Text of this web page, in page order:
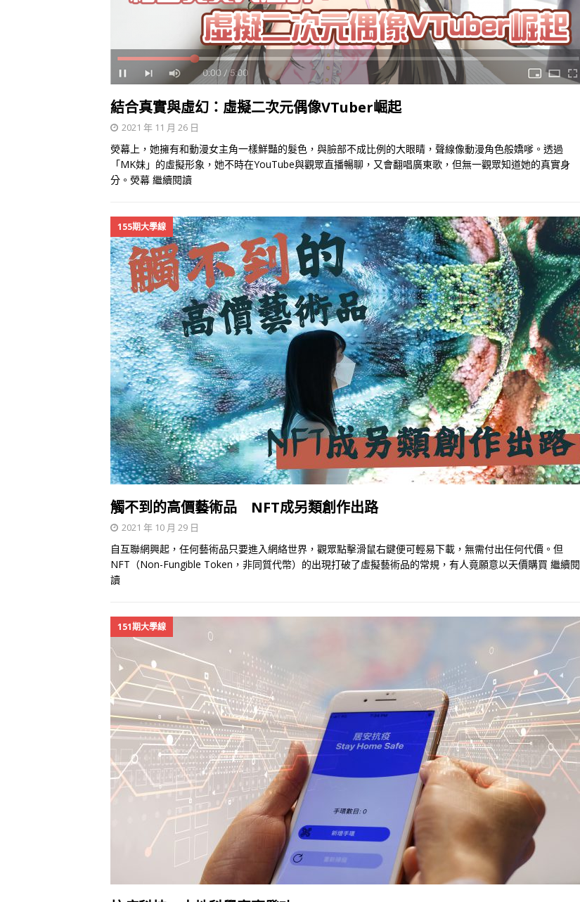
結合真實與虛幻：虛擬二次元偶像VTuber崛起
2021 年 11 月 26 日
熒幕上，她擁有和動漫女主角一樣鮮豔的髮色，與臉部不成比例的大眼睛，聲線像動漫角色般嬌嗲。透過
「MK妹」的虛擬形象，她不時在YouTube與觀眾直播暢聊，又會翻唱廣東歌，但無一觀眾知道她的真實身
分。熒幕 繼續閱讀
155期大學線
觸不到的高價藝術品 NFT成另類創作出路
2021 年 10 月 29 日
自互聯網興起，任何藝術品只要進入網絡世界，觀眾點擊滑鼠右鍵便可輕易下載，無需付出任何代價。但
NFT（Non-Fungible Token，非同質代幣）的出現打破了虛擬藝術品的常規，有人竟願意以天價購買 繼續閱
讀
151期大學線